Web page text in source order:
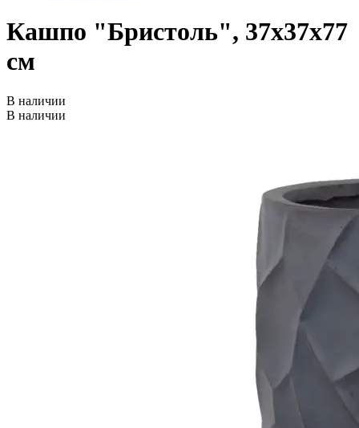
Кашпо "Бристоль", 37x37x77
см
В наличии
В наличии